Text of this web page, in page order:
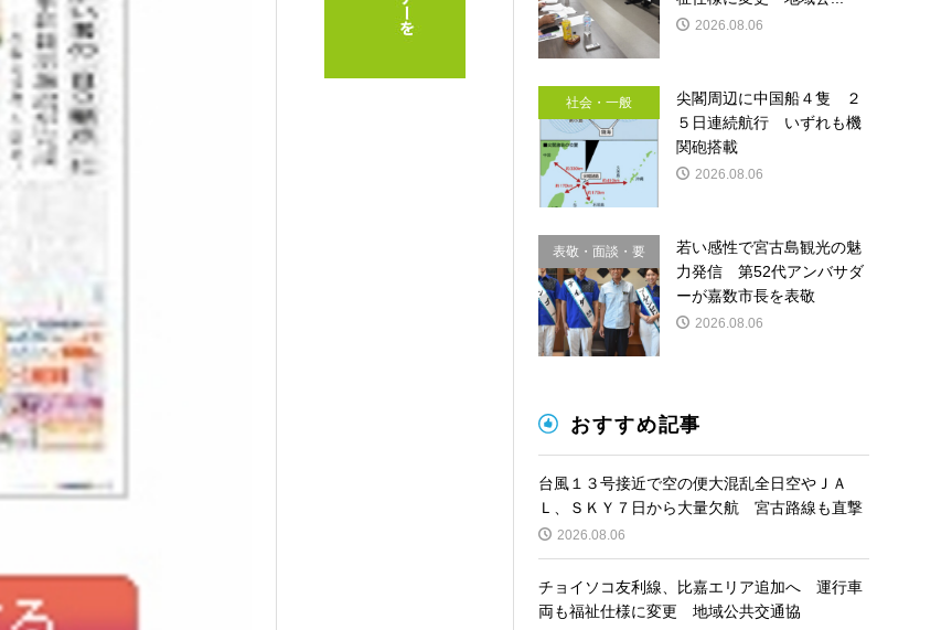
2026.08.06
社会・一般
尖閣周辺に中国船４隻 ２
５日連続航行 いずれも機
関砲搭載
2026.08.06
表敬・面談・要
請
若い感性で宮古島観光の魅
力発信 第52代アンバサダ
ーが嘉数市長を表敬
2026.08.06
おすすめ記事
台風１３号接近で空の便大混乱全日空やＪＡ
Ｌ、ＳＫＹ７日から大量欠航 宮古路線も直撃
2026.08.06
チョイソコ友利線、比嘉エリア追加へ 運行車
両も福祉仕様に変更 地域公共交通協